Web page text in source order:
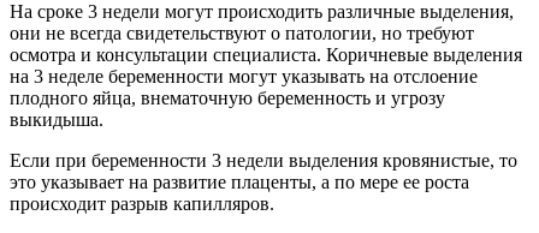
На сроке 3 недели могут происходить различные выделения,
они не всегда свидетельствуют о патологии, но требуют
осмотра и консультации специалиста. Коричневые выделения
на 3 неделе беременности могут указывать на отслоение
плодного яйца, внематочную беременность и угрозу
выкидыша.
Если при беременности 3 недели выделения кровянистые, то
это указывает на развитие плаценты, а по мере ее роста
происходит разрыв капилляров.